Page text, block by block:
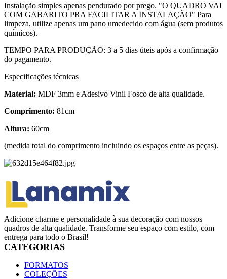
Instalação simples apenas pendurado por prego. "O QUADRO VAI
COM GABARITO PRA FACILITAR A INSTALAÇÃO" Para
limpeza, utilize apenas um pano umedecido com água (sem produtos
químicos).
TEMPO PARA PRODUÇÃO: 3 a 5 dias úteis após a confirmação
do pagamento.
Especificações técnicas
Material: MDF 3mm e Adesivo Vinil Fosco de alta qualidade.
Comprimento: 81cm
Altura: 60cm
(medida total do comprimento incluindo os espaços entre as peças).
Adicione charme e personalidade à sua decoração com nossos
quadros de alta qualidade. Transforme seu espaço com estilo, com
entrega para todo o Brasil!
CATEGORIAS
FORMATOS
COLEÇÕES